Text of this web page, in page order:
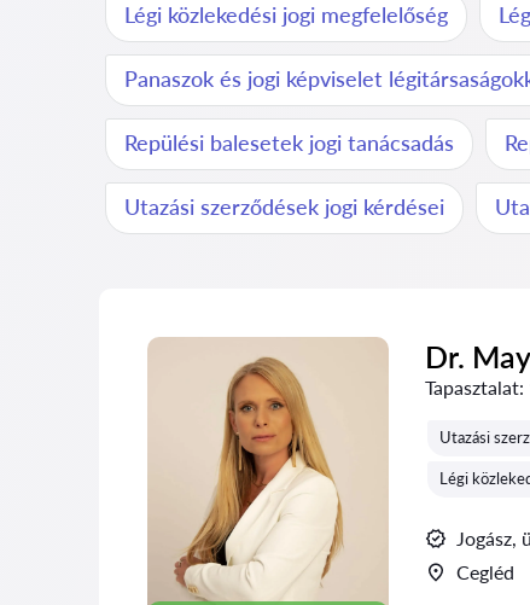
Légi közlekedési jogi megfelelőség
Panaszok és jogi képviselet
Repülési balesetek jogi tanácsadás
Utazási szerződések jogi kérdései
Dr.
Tapasztalat:
Utazási
Légi
Jogász,
Cegléd